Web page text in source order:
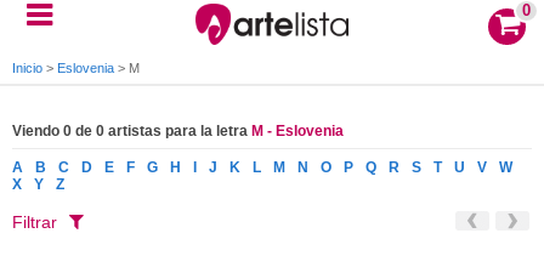
0
Inicio > Eslovenia > M
Viendo 0 de 0 artistas para la letra M - Eslovenia
A B C D E F G H J K L M N O P Q R S T U V
W
X
Y Z
Filtrar